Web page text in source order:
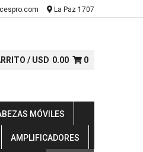
La Paz 1707
/ USD 0.00 0
MÓVILES
AMPLIFICADORES